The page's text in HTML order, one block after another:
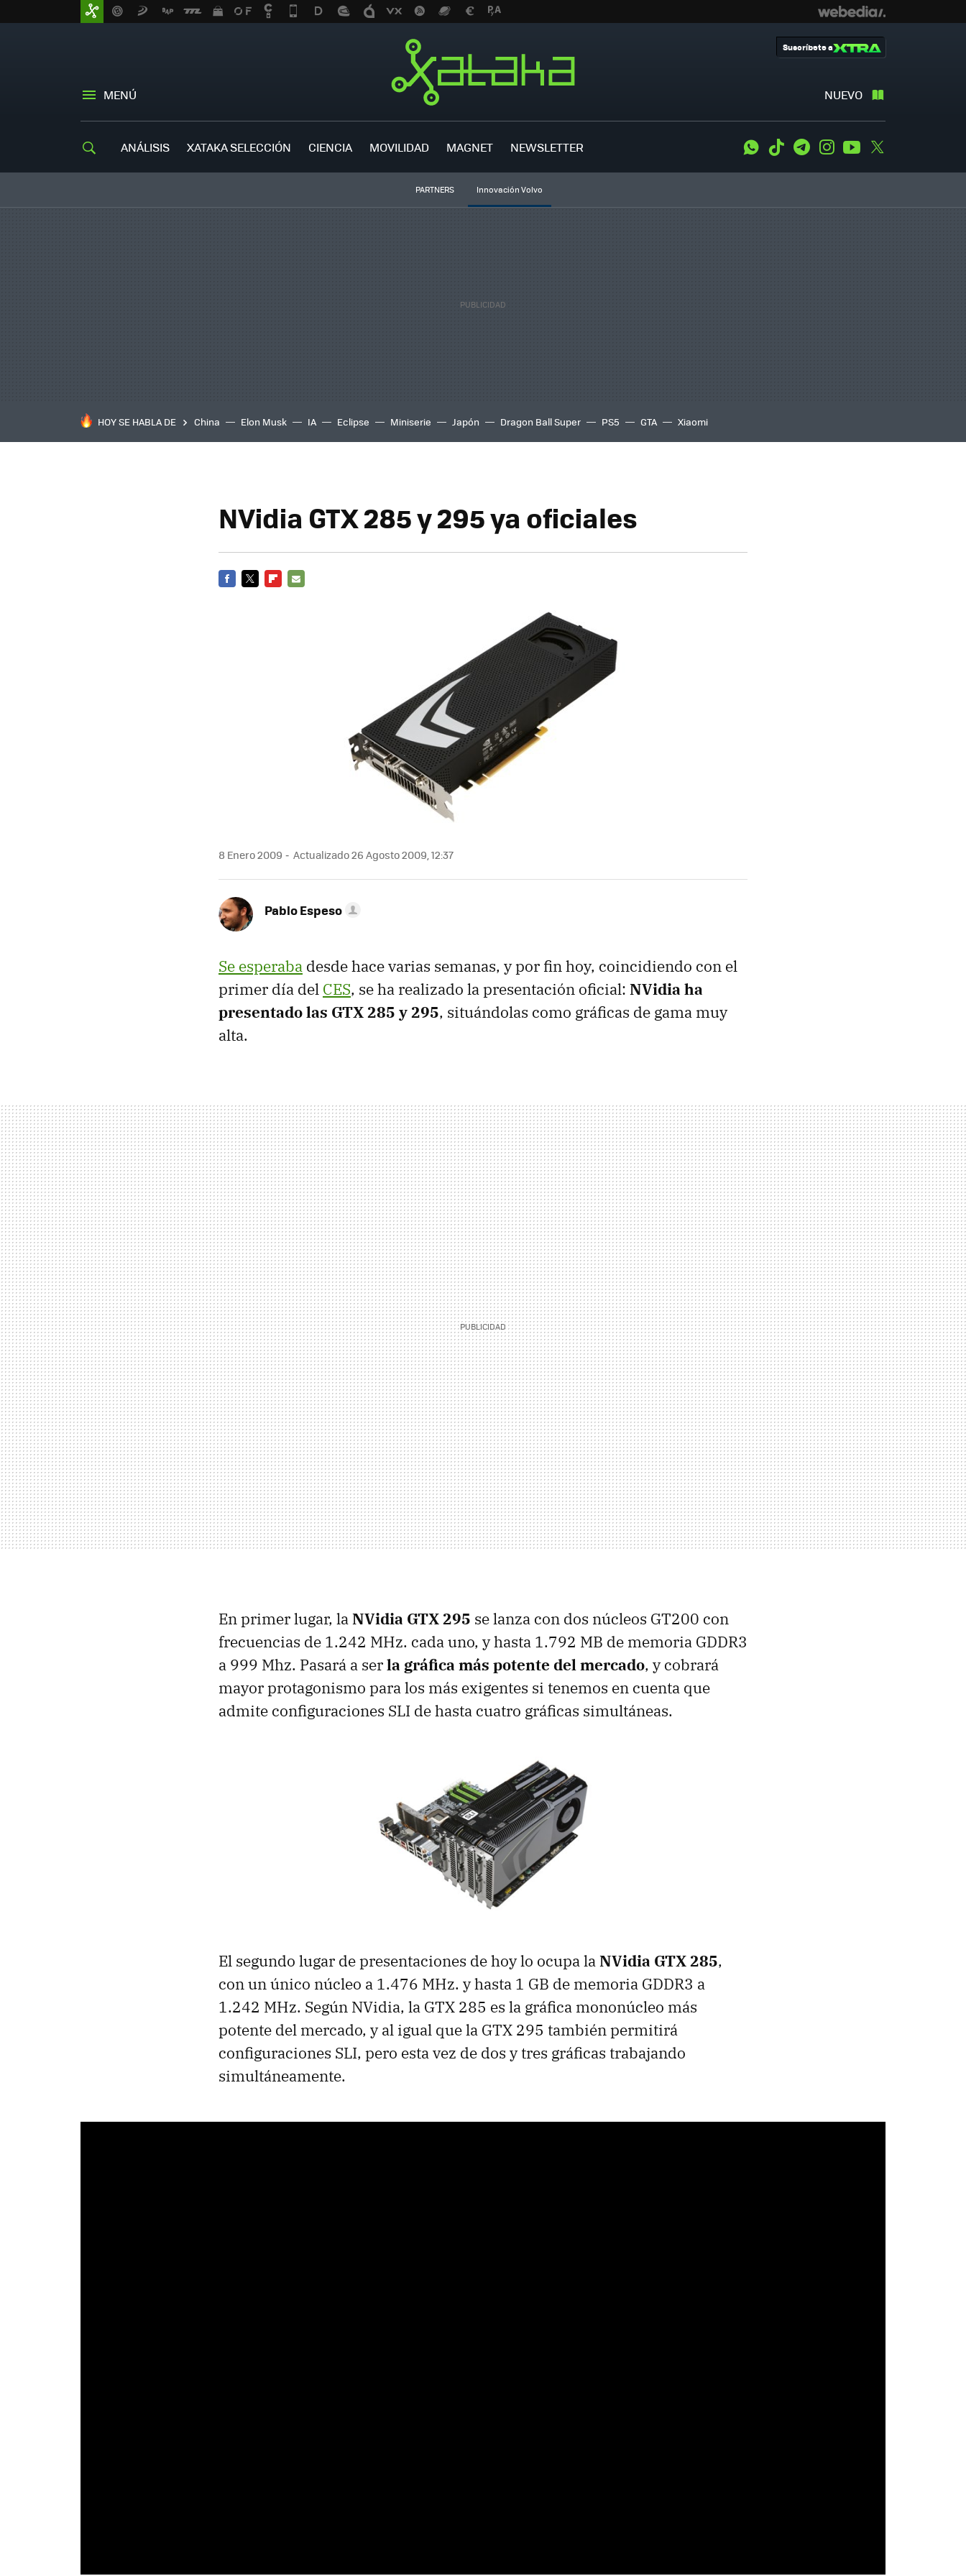
MENÚ NUEVO
Suscríbete a
ANÁLISIS XATAKA SELECCIÓN CIENCIA MOVILIDAD MAGNET NEWSLETTER WhatsApp
Tiktok TelegramInstagramYoutube
PARTNERS Innovación Volvo
HOY SE HABLA DE China Elon Musk IA Eclipse Miniserie Japón Dragon Ball Super PS5 GTA Xiaomi
NVidia GTX 285 y 295 ya oficiales
8 Enero 2009 Actualizado 26 Agosto 2009, 12:37
Pablo Espeso
Se esperaba desde hace varias semanas, y por fin hoy, coincidiendo con el
primer día del CES, se ha realizado la presentación oficial: NVidia ha
presentado las GTX285 y 295, situándolas como gráficas de gama muy
alta.
En primer lugar, laNVidia GTX295 se lanza con dos núcleos GT200 con
frecuencias de 1.242 MHz. cada uno, y hasta 1.792 MB de memoria GDDR3
a 999 Mhz. Pasará a serla gráfica más potente del mercado, y cobrará
mayor protagonismo para los más exigentes si tenemos en cuenta que
admite configuraciones SLI de hasta cuatro gráficas simultáneas.
El segundo lugar de presentaciones de hoy lo ocupa laNVidia GTX285,
con un único núcleo a 1.476 MHz. y hasta 1 GB de memoria GDDR3 a
1.242 MHz. Según NVidia, la GTX 285 es la gráfica mononúcleo más
potente del mercado, y al igual que la GTX 295 también permitirá
configuraciones SLI, pero esta vez de dos y tres gráficas trabajando
simultáneamente.